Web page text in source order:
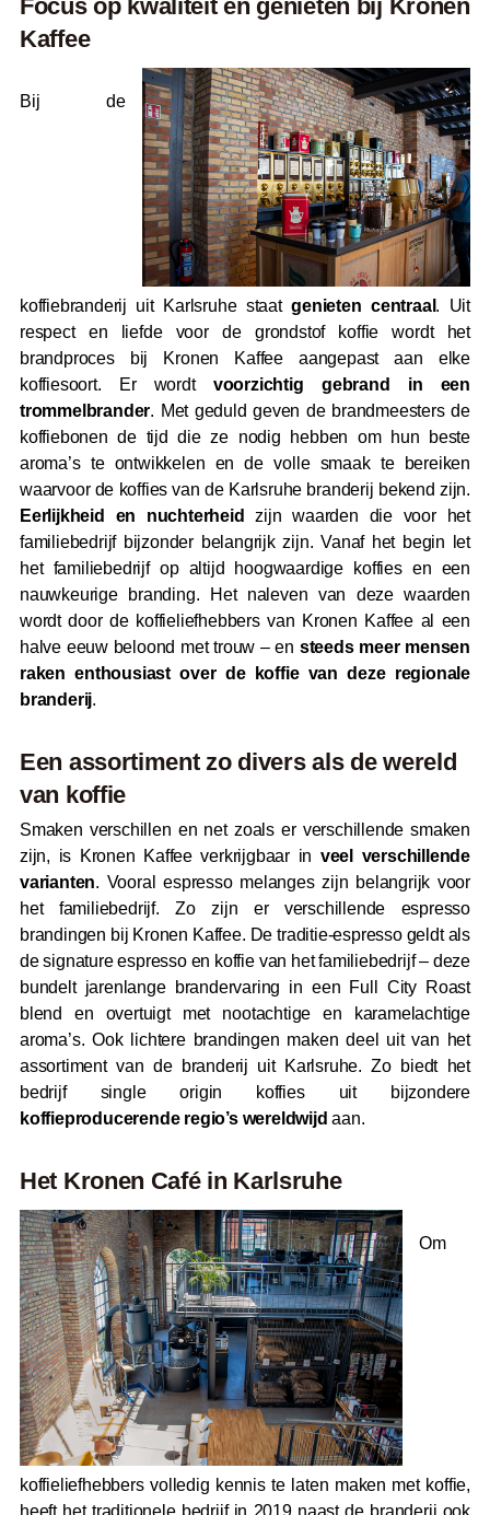
Focus op kwaliteit en genieten bij Kronen
Kaffee
Bij de
koffiebranderij uit Karlsruhe staatgenieten centraal . Uit
respect en liefde voor de grondstof koffie wordt het
brandproces bij Kronen Kaffee aangepast aan elke
koffiesoort. Er wordt voorzichtig gebrand in een
trommelbrander. Met geduld geven de brandmeesters de
koffiebonen de tijd die ze nodig hebben om hun beste
aroma’s te ontwikkelen en de volle smaak te bereiken
waarvoor de koffies van de Karlsruhe branderij bekend zijn.
Eerlijkheid en nuchterheid
zijn waarden die voor het
familiebedrijf bijzonder belangrijk zijn. Vanaf het begin let
het familiebedrijf op altijd hoogwaardige koffies en een
nauwkeurige branding. Het naleven van deze waarden
wordt door de koffieliefhebbers van Kronen Kaffee al een
halve eeuw beloond met trouw – en steeds meer mensen
raken enthousiast over de koffie van deze regionale
branderij.
Een assortiment zo divers als de wereld
van koffie
Smaken verschillen en net zoals er verschillende smaken
zijn, is Kronen Kaffee verkrijgbaar in veel verschillende
varianten. Vooral espresso melanges zijn belangrijk voor
het familiebedrijf. Zo zijn er verschillende espresso
brandingen bij Kronen Kaffee. De traditie-espresso geldt als
de signature espresso en koffie van het familiebedrijf – deze
bundelt jarenlange brandervaring in een Full City Roast
blend en overtuigt met nootachtige en karamelachtige
aroma’s. Ook lichtere brandingen maken deel uit van het
assortiment van de branderij uit Karlsruhe. Zo biedt het
bedrijf single origin koffies uit bijzondere
koffieproducerende regio’s wereldwijd aan.
Het Kronen Café in Karlsruhe
Om
koffieliefhebbers volledig kennis te laten maken met koffie,
heeft het traditionele bedrijf in 2019 naast de branderij ook